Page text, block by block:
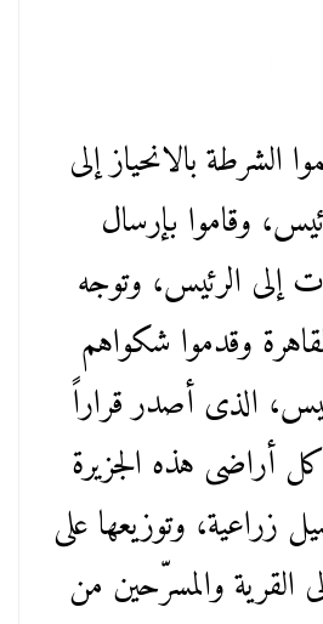
الشرطة بالانحياز إلى
وقاموا بإرسال
إلى الرئيس، وتوجه
وقدموا شكواهم
الذى أصدر قراراً
أراضى هذه الجزيرة
زراعية، وتوزيعها على
القرية والمسرّحين من